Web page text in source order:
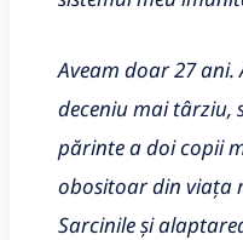
Aveam doar 27
deceniu mai târziu,
părinte a doi copii
obositoar din viața
Sarcinile și